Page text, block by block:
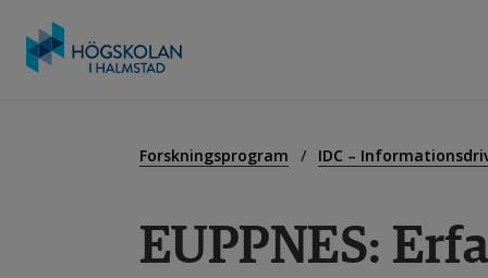
Forskningsprogram IDC –
EUPPNES: